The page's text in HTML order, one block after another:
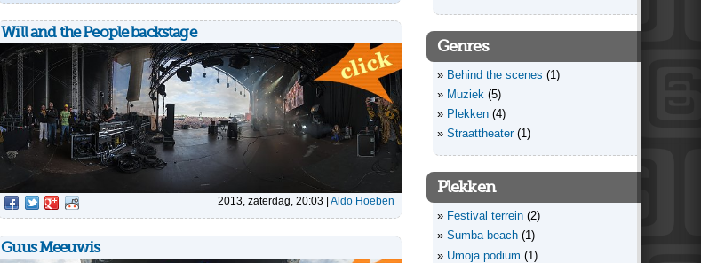
Will and the People backstage
2013, zaterdag, 20:03 | Aldo Hoeben
Guus Meeuwis
Genres
Behind the scenes (1)
Muziek (5)
Plekken (4)
Straattheater (1)
Plekken
Festival terrein (2)
Sumba beach (1)
Umoja podium (1)